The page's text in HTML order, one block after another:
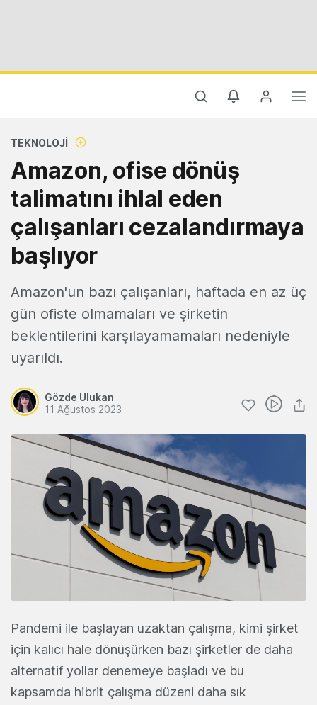
TEKNOLOJI
Amazon, ofise dönüş
talimatını ihlal eden
çalışanları cezalandırmaya
başlıyor
Amazon'un bazı çalışanları, haftada en az üç
gün ofiste olmamaları ve şirketin
beklentilerini karşılayamamaları nedeniyle
uyarıldı.
Gözde Ulukan
11 Ağustos 2023
Pandemi ile başlayan uzaktan çalışma, kimi şirket
için kalıcı hale dönüşürken bazı şirketler de daha
alternatif yollar denemeye başladı ve bu
kapsamda hibrit çalışma düzeni daha sık